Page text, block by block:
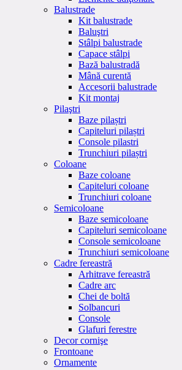
Balustrade
Kit balustrade
Baluştri
Stâlpi balustrade
Capace stâlpi
Bază balustradă
Mână curentă
Accesorii balustrade
Kit montaj
Pilaştri
Baze pilaștri
Capiteluri pilaștri
Console pilastri
Trunchiuri pilaștri
Coloane
Baze coloane
Capiteluri coloane
Trunchiuri coloane
Semicoloane
Baze semicoloane
Capiteluri semicoloane
Console semicoloane
Trunchiuri semicoloane
Cadre fereastră
Arhitrave fereastră
Cadre arc
Chei de boltă
Solbancuri
Console
Glafuri ferestre
Decor cornişe
Frontoane
Ornamente